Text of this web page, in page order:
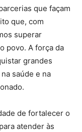
que façam
que, com
superar
povo. A força da
grandes
saúde e na
de fortalecer o
atender às